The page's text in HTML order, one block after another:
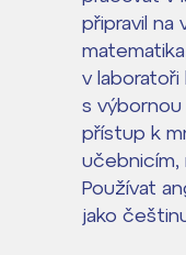
připravil na
v laboratoři
s
přístup k
učebnicím,
Používat
jako